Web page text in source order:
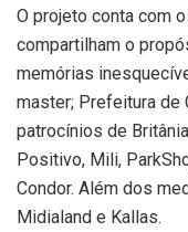
O projeto conta com
compartilham o
memórias
master; Prefeitura de
patrocínios de
Positivo, Mili,
Condor. Além dos
Midialand e Kallas.